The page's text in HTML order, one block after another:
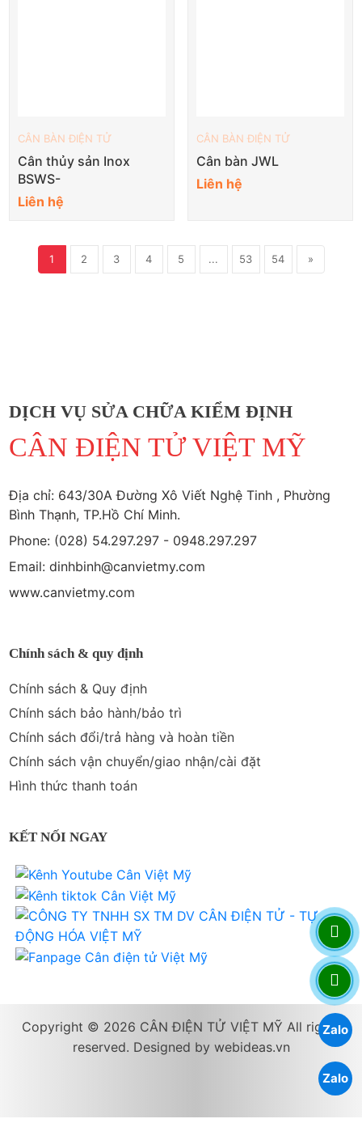
CÂN BÀN ĐIỆN TỬ
Cân thủy sản Inox
BSWS-
Liên hệ
CÂN BÀN ĐIỆN TỬ
Cân bàn JWL
Liên hệ
1 2 3 4 5 ... 53 54 »
DỊCH VỤ SỬA CHỮA KIỂM ĐỊNH
CÂN ĐIỆN TỬ VIỆT MỸ
Địa chỉ: 643/30A Đường Xô Viết Nghệ Tinh , Phường
Bình Thạnh, TP.Hồ Chí Minh.
Phone: (028) 54.297.297 - 0948.297.297
Email: dinhbinh@canvietmy.com
www.canvietmy.com
Chính sách & quy định
Chính sách & Quy định
Chính sách bảo hành/bảo trì
Chính sách đổi/trả hàng và hoàn tiền
Chính sách vận chuyển/giao nhận/cài đặt
Hình thức thanh toán
KẾT NỐI NGAY
Copyright © 2026 CÂN ĐIỆN TỬ VIỆT MỸ All rights
reserved. Designed by webideas.vn
Zalo
Zalo